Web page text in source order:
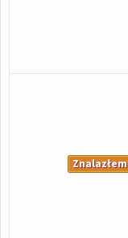
Znalazłem